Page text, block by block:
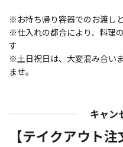
※お持ち帰り容器でのお渡し
※仕入れの都合により、料理
す
※土日祝日は、大変混み合い
ませ。
キャン
【テイクアウト